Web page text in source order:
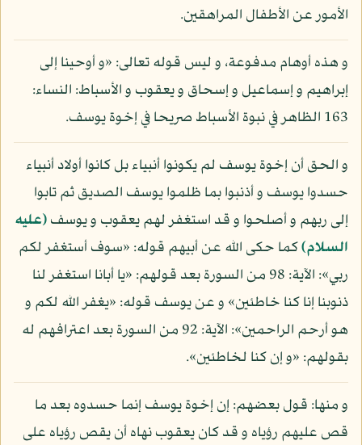
الأمور عن الأطفال المراهقين.
و هذه أوهام مدفوعة، و ليس قوله تعالى: «و أوحينا إلى
إبراهيم و إسماعيل و إسحاق و يعقوب و الأسباط: النساء:
163 الظاهر في نبوة الأسباط صريحا في إخوة يوسف.
و الحق أن إخوة يوسف لم يكونوا أنبياء بل كانوا أولاد أنبياء
حسدوا يوسف و أذنبوا بما ظلموا يوسف الصديق ثم تابوا
إلى ربهم و أصلحوا و قد استغفر لهم يعقوب و يوسف(عليه
السلام)كما حكى الله عن أبيهم قوله: «سوف أستغفر لكم
ربي»: الآية: 98 من السورة بعد قولهم: «يا أبانا استغفر لنا
ذنوبنا إنا كنا خاطئين» و عن يوسف قوله: «يغفر الله لكم و
هو أرحم الراحمين»: الآية: 92 من السورة بعد اعترافهم له
بقولهم: «و إن كنا لخاطئين».
و منها: قول بعضهم: إن إخوة يوسف إنما حسدوه بعد ما
قص عليهم رؤياه و قد كان يعقوب نهاه أن يقص رؤياه على